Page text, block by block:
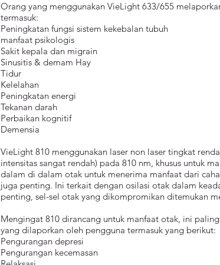
Orang yang menggunakan VieLight 633/655
termasuk:
Peningkatan fungsi sistem kekebalan tubuh
manfaat psikologis
Sakit kepala dan migrain
Sinusitis & demam Hay
Tidur
Kelelahan
Peningkatan energi
Tekanan darah
Perbaikan kognitif
Demensia
VieLight 810 menggunakan laser non laser tingkat
intensitas sangat rendah) pada 810 nm, khusus untuk
dalam di dalam otak untuk menerima manfaat dari
juga penting. Ini terkait dengan osilasi otak dalam
penting, sel-sel otak yang dikompromikan ditemukan
Mengingat 810 dirancang untuk manfaat otak, ini
yang dilaporkan oleh pengguna termasuk yang berikut:
Pengurangan depresi
Pengurangan kecemasan